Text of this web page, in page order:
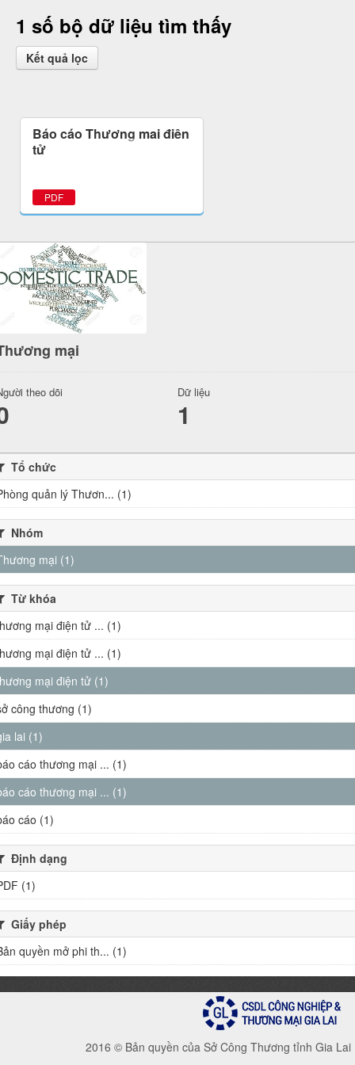
1 số bộ dữ liệu tìm thấy
Kết quả lọc
Báo cáo Thương mại điện
tử
PDF
mại
theo dõi Dữ liệu
1
Tổ chức
quản lý Thươn... (1)
Nhóm
mại (1)
Từ khóa
mại điện tử ... (1)
mại điện tử ... (1)
mại điện tử (1)
công thương (1)
lai (1)
cáo thương mại ... (1)
cáo thương mại ... (1)
cáo (1)
Định dạng
(1)
Giấy phép
quyền mở phi th... (1)
2016 © Bản quyền của Sở Công Thương tỉnh Gia Lai